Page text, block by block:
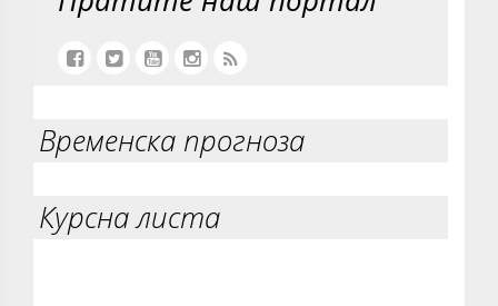
Временска прогноза
Курсна листа